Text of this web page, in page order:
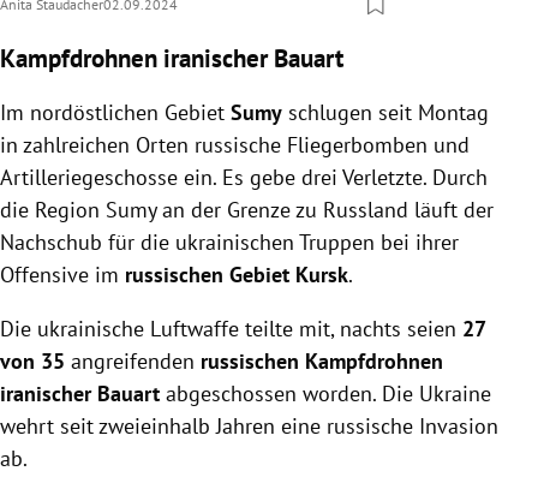
Anita Staudacher02.09.2024
Kampfdrohnen iranischer Bauart
Im nordöstlichen Gebiet Sumy schlugen seit Montag
in zahlreichen Orten russische Fliegerbomben und
Artilleriegeschosse ein. Es gebe drei Verletzte. Durch
die Region Sumy an der Grenze zu Russland läuft der
Nachschub für die ukrainischen Truppen bei ihrer
Offensive im russischen Gebiet Kursk.
Die ukrainische Luftwaffe teilte mit, nachts seien 27
von 35 angreifenden russischen Kampfdrohnen
iranischer Bauart abgeschossen worden. Die Ukraine
wehrt seit zweieinhalb Jahren eine russische Invasion
ab.